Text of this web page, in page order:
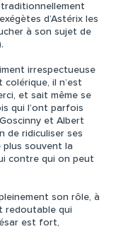
traditionnellement
d’Astérix les
à son sujet de
irrespectueuse
colérique, il n’est
et sait même se
qui l’ont parfois
et Albert
de ridiculiser ses
souvent la
contre qui on peut
son rôle, à
redoutable qui
est fort,